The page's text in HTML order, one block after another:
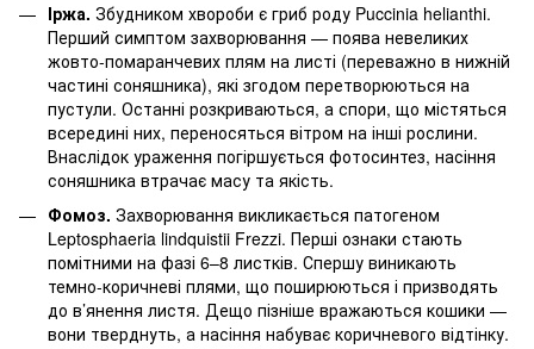
Іржа. Збудником хвороби є гриб роду Puccinia helianthi.
Перший симптом захворювання — поява невеликих
жовто-помаранчевих плям на листі (переважно в нижній
частині соняшника), які згодом перетворюються на
пустули. Останні розкриваються, а спори, що містяться
всередині них, переносяться вітром на інші рослини.
Внаслідок ураження погіршується фотосинтез, насіння
соняшника втрачає масу та якість.
Фомоз. Захворювання викликається патогеном
Leptosphaeria lindquistii Frezzi. Перші ознаки стають
помітними на фазі 6–8 листків. Спершу виникають
темно-коричневі плями, що поширюються і призводять
до в’янення листя. Дещо пізніше вражаються кошики —
вони тверднуть, а насіння набуває коричневого відтінку.